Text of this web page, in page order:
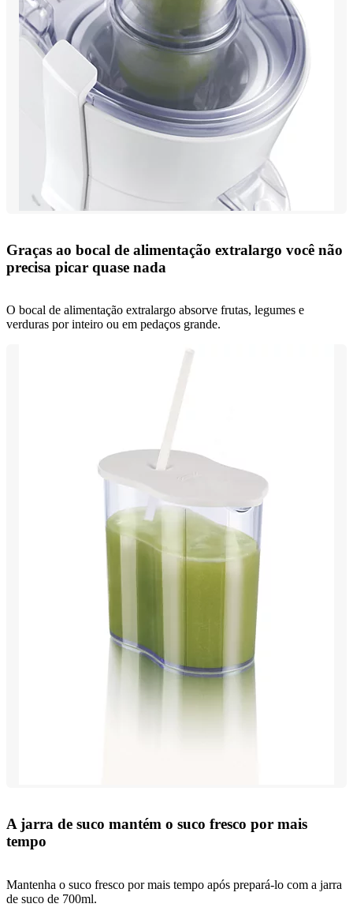
Graças ao bocal de alimentação extralargo você não
precisa picar quase nada
O bocal de alimentação extralargo absorve frutas, legumes e
verduras por inteiro ou em pedaços grande.
A jarra de suco mantém o suco fresco por mais
tempo
Mantenha o suco fresco por mais tempo após prepará-lo com a jarra
de suco de 700ml.